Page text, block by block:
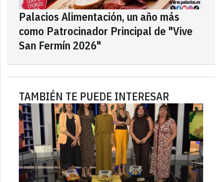
Palacios Alimentación, un año más
como Patrocinador Principal de "Vive
San Fermín 2026"
TAMBIÉN TE PUEDE INTERESAR